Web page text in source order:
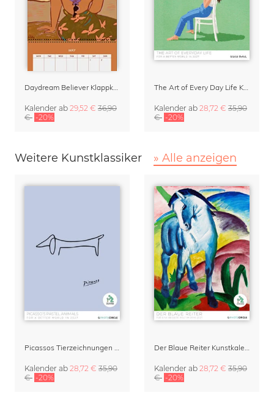
Daydream Believer Klappkalender & Terminplaner 2027 von Arty Guava
Kalender ab 29,52 € 36,90
€ -20%
The Art of Every Day Life Kalender von Giselle Dekel
Kalender ab 28,72 € 35,90
€ -20%
Weitere Kunstklassiker » Alle anzeigen
Picassos Tierzeichnungen Kalender 2027 – Pastel Edition
Kalender ab 28,72 € 35,90
€ -20%
Der Blaue Reiter Kunstkalender 2027
Kalender ab 28,72 € 35,90
€ -20%